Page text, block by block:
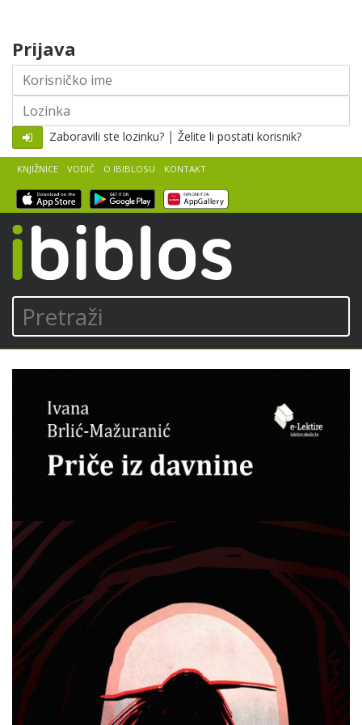
Pretraži
KNJIŽNICE VODIČ O IBIBLOSU KONTAKT
Prijava
Korisničko
ime
Lozinka
Zaboravili ste lozinku? | Želite li postati korisnik?
Ivana
Brlić-
Mažuranić
Priče
iz
davnine